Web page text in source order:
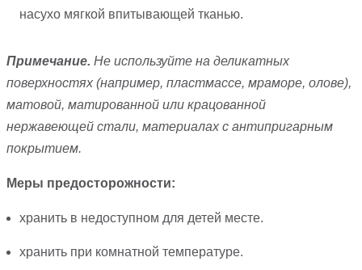
насухо мягкой впитывающей тканью.
Примечание. Не используйте на деликатных
поверхностях (например, пластмассе, мраморе, олове),
матовой, матированной или крацованной
нержавеющей стали, материалах с антипригарным
покрытием.
Меры предосторожности:
хранить в недоступном для детей месте.
хранить при комнатной температуре.